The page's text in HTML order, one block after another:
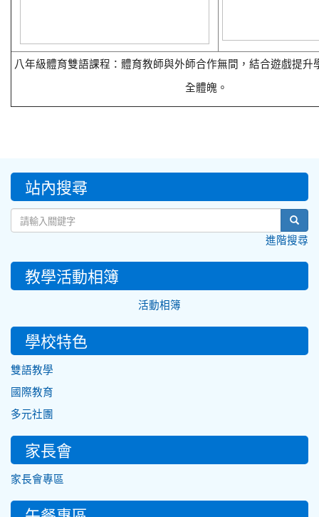
八年級體育雙語課程：體育教師與外師合作無間，結合遊戲提升
全體魄。
::: 站內搜尋
進階搜尋
教學活動相簿
活動相簿
學校特色
雙語教學
國際教育
多元社團
家長會
家長會專區